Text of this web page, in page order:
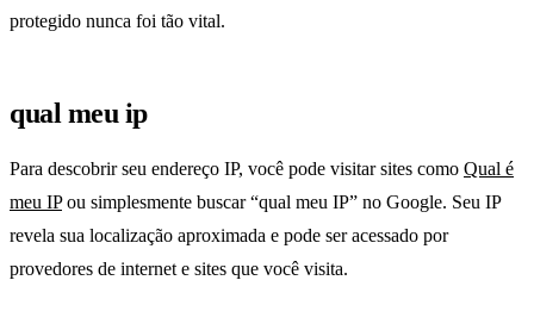
protegido nunca foi tão vital.
qual meu ip
Para descobrir seu endereço IP, você pode visitar sites como Qual é
meu IPou simplesmente buscar “qual meu IP” no Google. Seu IP
revela sua localização aproximada e pode ser acessado por
provedores de internet e sites que você visita.